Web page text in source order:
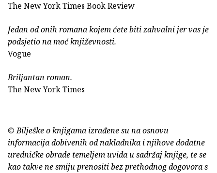
The New York Times Book Review
Jedan od onih romana kojem ćete biti zahvalni jer vas je
podsjetio na moć književnosti.
Vogue
Briljantan roman.
The New York Times
© Bilješke o knjigama izrađene su na osnovu
informacija dobivenih od nakladnika i njihove dodatne
uredničke obrade temeljem uvida u sadržaj knjige, te se
kao takve ne smiju prenositi bez prethodnog dogovora s